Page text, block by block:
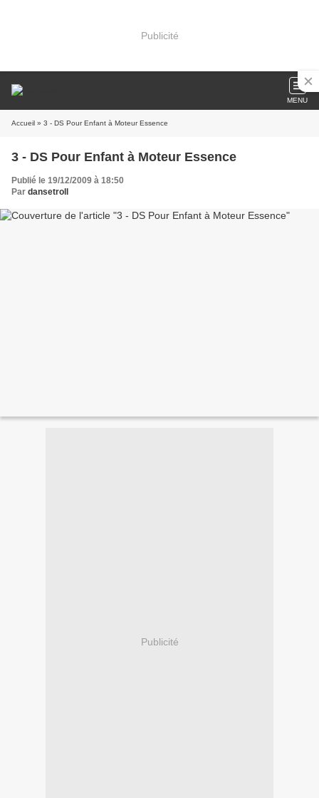
Publicité
MENU
Accueil » 3 - DS Pour Enfant à Moteur Essence
3 - DS Pour Enfant à Moteur Essence
Publié le 19/12/2009 à 18:50
Par dansetroll
Publicité